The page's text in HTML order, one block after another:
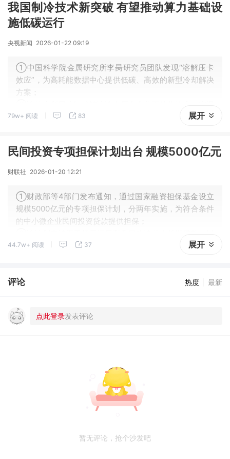
我国制冷技术新突破 有望推动算力基础设
施低碳运行
央视新闻 2026-01-22 09:19
①中国科学院金属研究所李昺研究员团队发现“溶解压卡
效应”，为高耗能数据中心提供低碳、高效的新型冷却解决
方案；
下溶液温度可在20秒内骤降近30℃，远超已知固态相变材
79w+ 阅读 83 展开
民间投资专项担保计划出台 规模5000亿元
财联社 2026-01-20 12:21
①财政部等4部门发布通知，通过国家融资担保基金设立
规模5000亿元的专项担保计划，分两年实施，为符合条件
的中小微企业民间投资贷款提供担保；
及改扩建厂房、店面装修、经营周转等生产经营活动。
44.7w+ 阅读 37 展开
评论 热度 最新
暂无评论，抢个沙发吧